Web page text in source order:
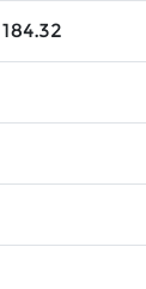
184.32